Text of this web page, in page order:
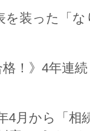
を装った「
格！》4年連
4月から「相